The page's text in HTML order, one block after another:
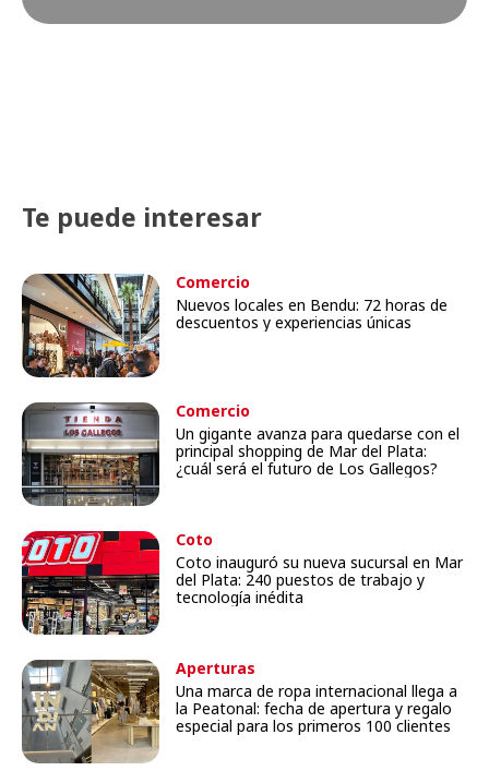
Te puede interesar
Comercio
Nuevos locales en Bendu: 72 horas de
descuentos y experiencias únicas
Comercio
Un gigante avanza para quedarse con el
principal shopping de Mar del Plata:
¿cuál será el futuro de Los Gallegos?
Coto
Coto inauguró su nueva sucursal en Mar
del Plata: 240 puestos de trabajo y
tecnología inédita
Aperturas
Una marca de ropa internacional llega a
la Peatonal: fecha de apertura y regalo
especial para los primeros 100 clientes